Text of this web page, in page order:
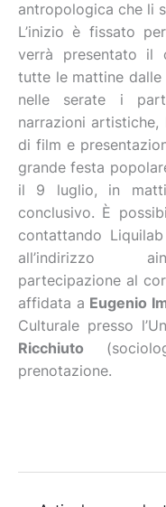
antropologica che li
L’inizio è fissato
verrà presentato il
tutte le mattine dalle
nelle serate i
narrazioni artistiche,
di film e
grande festa
il 9 luglio, in
conclusivo. È
contattando
all’indirizzo
partecipazione al
affidata a Eugenio
Culturale presso
Ricchiuto
prenotazione.